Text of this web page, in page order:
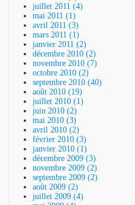
juillet 2011 (4)
mai 2011 (1)
avril 2011 (3)
mars 2011 (1)
janvier 2011 (2)
décembre 2010 (2)
novembre 2010 (7)
octobre 2010 (2)
septembre 2010 (40)
août 2010 (19)
juillet 2010 (1)
juin 2010 (2)
mai 2010 (3)
avril 2010 (2)
février 2010 (3)
janvier 2010 (1)
décembre 2009 (3)
novembre 2009 (2)
septembre 2009 (2)
août 2009 (2)
juillet 2009 (4)